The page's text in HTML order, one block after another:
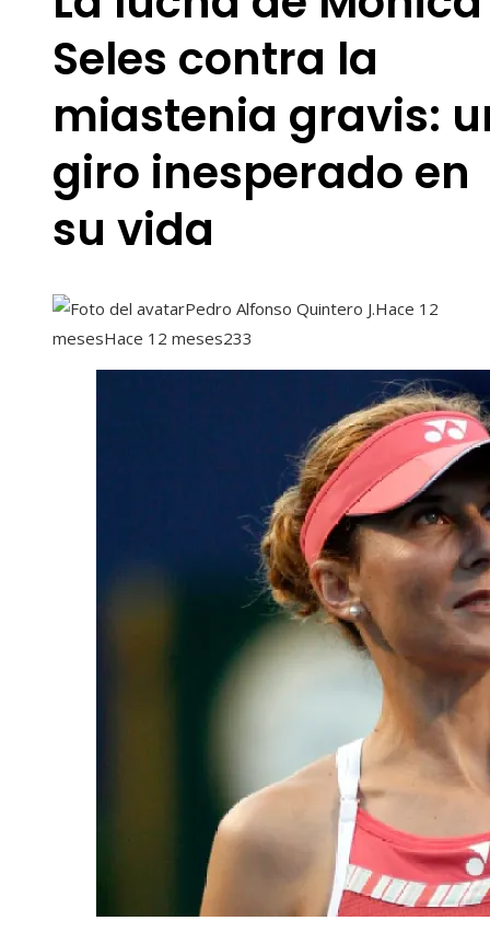
Seles contra la
miastenia gravis:
giro inesperado en
su vida
Pedro Alfonso Quintero J.Hace 12
mesesHace 12 meses233